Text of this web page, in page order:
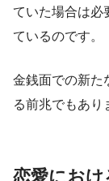
ていた場合は必
ているのです。
金銭面での新た
る前兆でもあり
恋愛にお